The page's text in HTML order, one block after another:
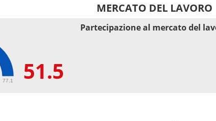
MERCATO DEL LAVORO
77.1 51.5
Partecipazione al mercato del